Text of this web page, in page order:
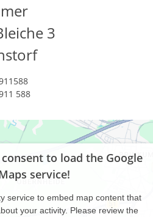
3
588
to load the Google
service!
service to embed map content that
your activity. Please review the